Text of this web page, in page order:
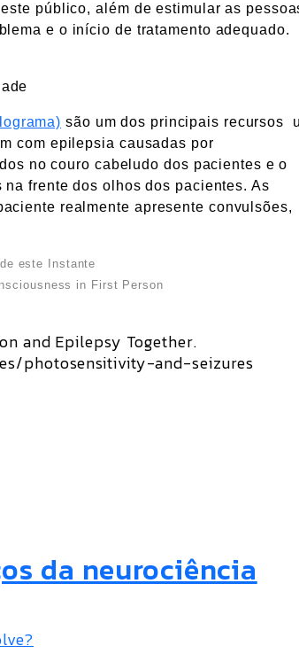
público, além de estimular as
e o início de tratamento adequado.
são um dos principais recursos
com epilepsia causadas por
no couro cabeludo dos pacientes e o
frente dos olhos dos pacientes. As
realmente apresente convulsões,
este Instante
in First Person
and Epilepsy Together.
photosensitivity-and-seizures
da neurociência